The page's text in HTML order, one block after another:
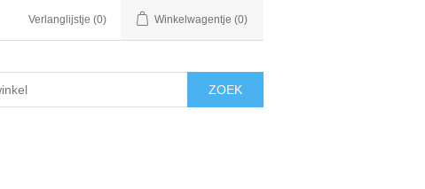
Verlanglijstje (0) Winkelwagentje (0)
ZOEK